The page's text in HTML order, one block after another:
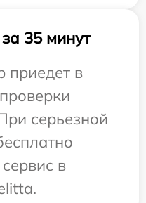
35 минут
приедет в
серьезной
в